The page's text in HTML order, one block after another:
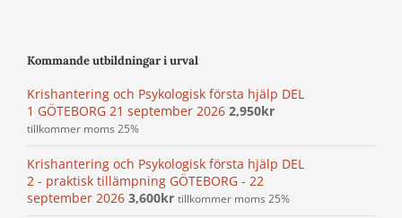
Kommande utbildningar i urval
Krishantering och Psykologisk första hjälp DEL
1 GÖTEBORG 21 september 2026 2,950kr
tillkommer moms 25%
Krishantering och Psykologisk första hjälp DEL
2 - praktisk tillämpning GÖTEBORG - 22
september 2026 3,600kr tillkommer moms 25%